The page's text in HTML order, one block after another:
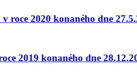
roce 2020 konaného dne
2019 konaného dne